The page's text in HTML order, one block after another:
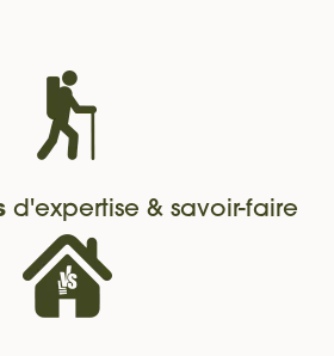
d'expertise & savoir-faire